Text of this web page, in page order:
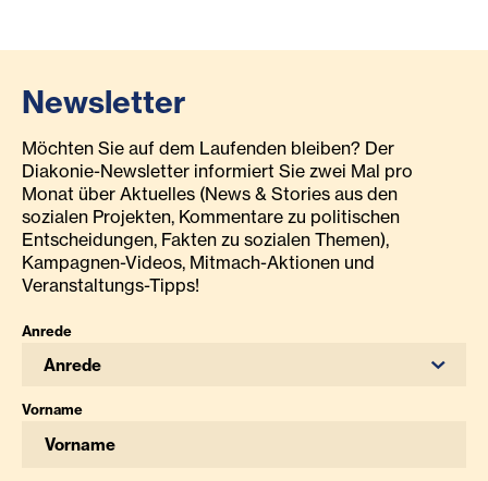
Newsletter
Möchten Sie auf dem Laufenden bleiben? Der
Diakonie-Newsletter informiert Sie zwei Mal pro
Monat über Aktuelles (News & Stories aus den
sozialen Projekten, Kommentare zu politischen
Entscheidungen, Fakten zu sozialen Themen),
Kampagnen-Videos, Mitmach-Aktionen und
Veranstaltungs-Tipps!
Anrede
Anrede
Vorname